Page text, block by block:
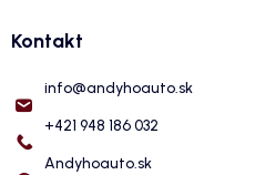
Kontakt
info@andyhoauto.sk
+421 948 186 032
Andyhoauto.sk